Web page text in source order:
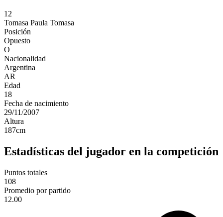
12
Tomasa Paula Tomasa
Posición
Opuesto
O
Nacionalidad
Argentina
AR
Edad
18
Fecha de nacimiento
29/11/2007
Altura
187cm
Estadísticas del jugador en la competición
Puntos totales
108
Promedio por partido
12.00